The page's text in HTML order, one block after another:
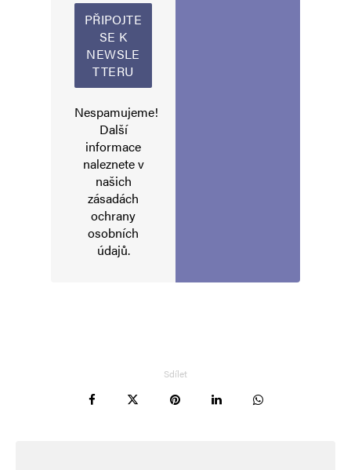
Alternative:
Nespamujeme!
Další
informace
naleznete v
našich
zásadách
ochrany
osobních
údajů.
Sdílet